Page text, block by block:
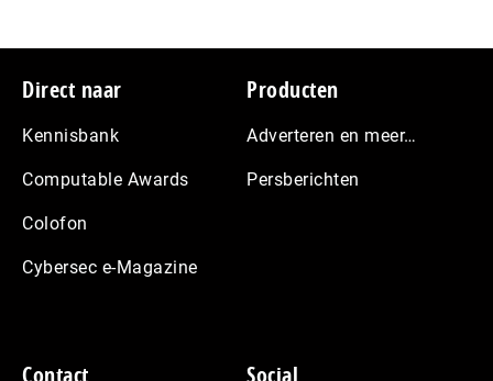
Footer
Direct naar
Kennisbank
Computable Awards
Colofon
Cybersec e-Magazine
Producten
Adverteren en meer…
Persberichten
Contact Social